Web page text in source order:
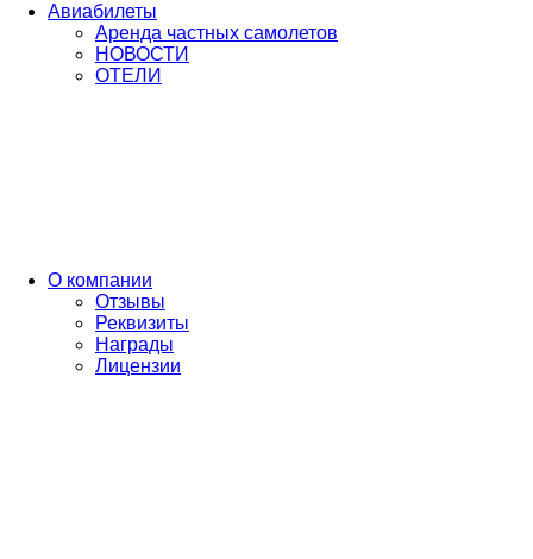
Авиабилеты
Аренда частных самолетов
НОВОСТИ
ОТЕЛИ
О компании
Отзывы
Реквизиты
Награды
Лицензии